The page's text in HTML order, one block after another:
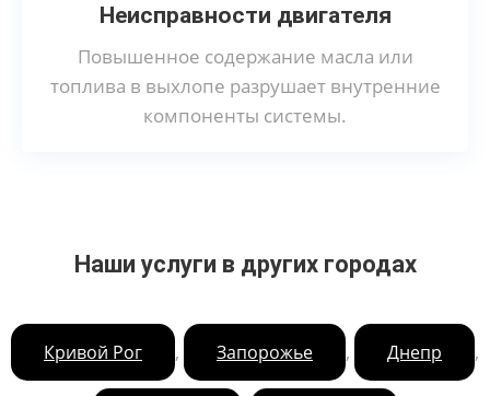
Неисправности двигателя
Повышенное содержание масла или
топлива в выхлопе разрушает внутренние
компоненты системы.
Наши услуги в других городах
Кривой Рог , Запорожье , Днепр ,